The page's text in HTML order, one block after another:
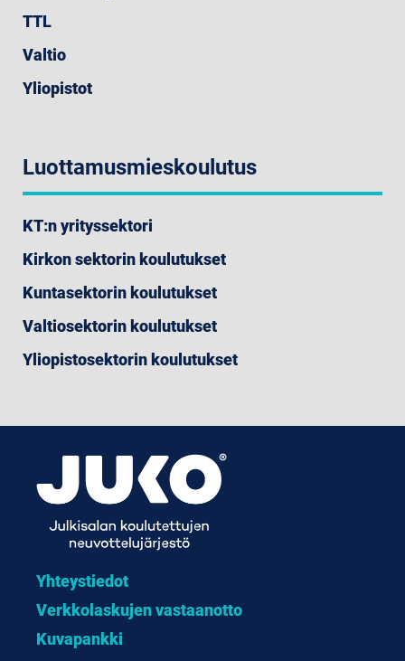
TTL
Valtio
Yliopistot
Luottamusmieskoulutus
KT:n yrityssektori
Kirkon sektorin koulutukset
Kuntasektorin koulutukset
Valtiosektorin koulutukset
Yliopistosektorin koulutukset
Yhteystiedot
Verkkolaskujen vastaanotto
Kuvapankki